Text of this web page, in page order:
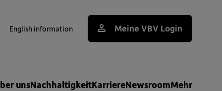
English information Meine VBV Login
unsNachhaltigkeitKarriereNewsroomMehr